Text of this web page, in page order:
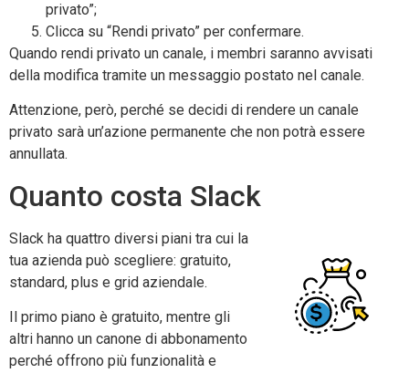
privato”;
Clicca su “Rendi privato” per confermare.
Quando rendi privato un canale, i membri saranno avvisati
della modifica tramite un messaggio postato nel canale.
Attenzione, però, perché se decidi di rendere un canale
privato sarà un’azione permanente che non potrà essere
annullata.
Quanto costa Slack
Slack ha quattro diversi piani tra cui la
tua azienda può scegliere: gratuito,
standard, plus e grid aziendale.
Il primo piano è gratuito, mentre gli
altri hanno un canone di abbonamento
perché offrono più funzionalità e